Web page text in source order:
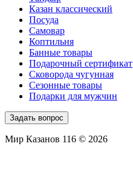
Казан классический
Посуда
Самовар
Коптильня
Банные товары
Подарочный сертификат
Сковорода чугунная
Сезонные товары
Подарки для мужчин
Задать вопрос
Мир Казанов 116 © 2026